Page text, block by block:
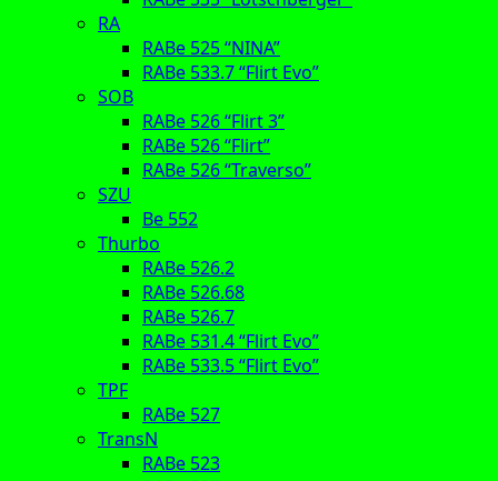
RA
RABe 525 “NINA”
RABe 533.7 “Flirt Evo”
SOB
RABe 526 “Flirt 3”
RABe 526 “Flirt”
RABe 526 “Traverso”
SZU
Be 552
Thurbo
RABe 526.2
RABe 526.68
RABe 526.7
RABe 531.4 “Flirt Evo”
RABe 533.5 “Flirt Evo”
TPF
RABe 527
TransN
RABe 523